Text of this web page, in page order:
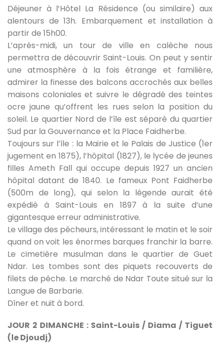
Déjeuner à l’Hôtel La Résidence (ou similaire) aux
alentours de 13h. Embarquement et installation à
partir de 15h00.
L’après-midi, un tour de ville en calèche nous
permettra de découvrir Saint-Louis. On peut y sentir
une atmosphère à la fois étrange et familière,
admirer la finesse des balcons accrochés aux belles
maisons coloniales et suivre le dégradé des teintes
ocre jaune qu’offrent les rues selon la position du
soleil. Le quartier Nord de l’île est séparé du quartier
Sud par la Gouvernance et la Place Faidherbe.
Toujours sur l’île : la Mairie et le Palais de Justice (1er
jugement en 1875), l’hôpital (1827), le lycée de jeunes
filles Ameth Fall qui occupe depuis 1927 un ancien
hôpital datant de 1840. Le fameux Pont Faidherbe
(500m de long), qui selon la légende aurait été
expédié à Saint-Louis en 1897 à la suite d’une
gigantesque erreur administrative.
Le village des pêcheurs, intéressant le matin et le soir
quand on voit les énormes barques franchir la barre.
Le cimetière musulman dans le quartier de Guet
Ndar. Les tombes sont des piquets recouverts de
filets de pêche. Le marché de Ndar Toute situé sur la
Langue de Barbarie.
Dîner et nuit à bord.
JOUR 2 DIMANCHE : Saint-Louis / Diama / Tiguet
(le Djoudj)